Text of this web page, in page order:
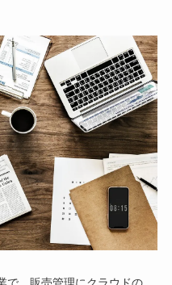
で、販売管理にクラウドの